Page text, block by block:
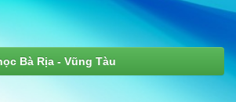
Bà Rịa - Vũng Tàu